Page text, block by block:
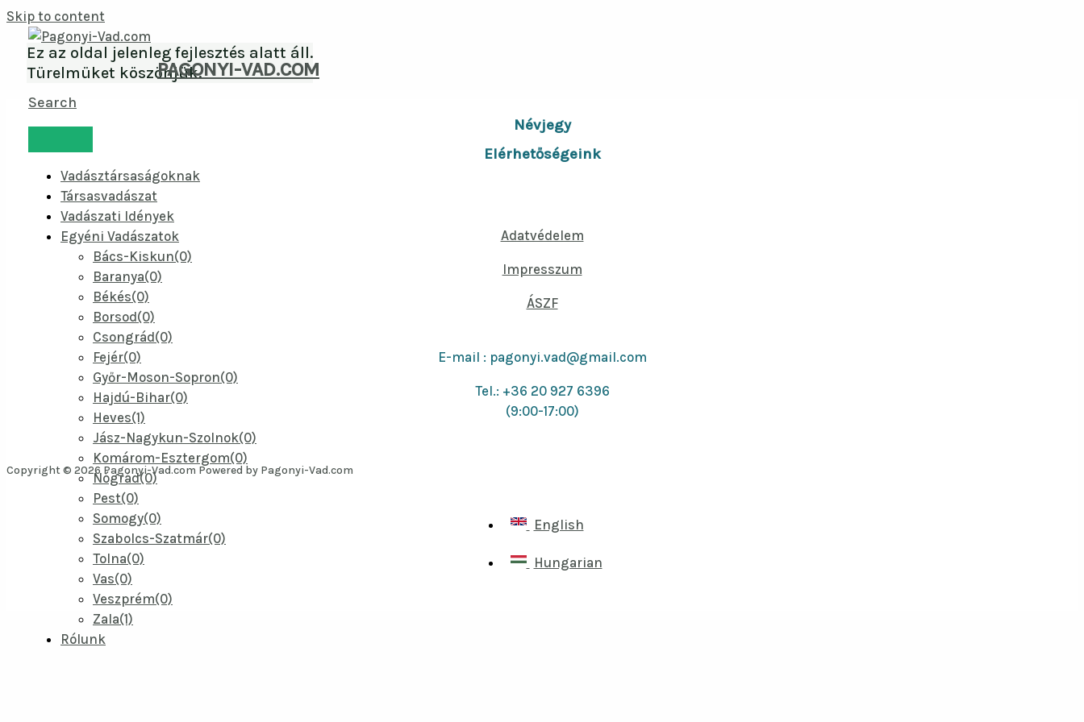
Skip to content
PAGONYI-VAD.COM
Search
Vadásztársaságoknak
Társasvadászat
Vadászati Idények
Egyéni Vadászatok
Bács-Kiskun(0)
Baranya(0)
Békés(0)
Borsod(0)
Csongrád(0)
Fejér(0)
Győr-Moson-Sopron(0)
Hajdú-Bihar(0)
Heves(1)
Jász-Nagykun-Szolnok(0)
Komárom-Esztergom(0)
Nógrád(0)
Pest(0)
Somogy(0)
Szabolcs-Szatmár(0)
Tolna(0)
Vas(0)
Veszprém(0)
Zala(1)
Rólunk
Ez az oldal jelenleg fejlesztés alatt áll.
Türelmüket köszönjük.
Névjegy
Elérhetőségeink
Adatvédelem
Impresszum
ÁSZF
E-mail : pagonyi.vad@gmail.com
Tel.: +36 20 927 6396
(9:00-17:00)
Copyright © 2026 Pagonyi-Vad.com Powered by Pagonyi-Vad.com
English
Hungarian